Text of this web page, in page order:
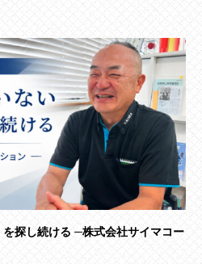
を探し続ける ─株式会社サイマコー